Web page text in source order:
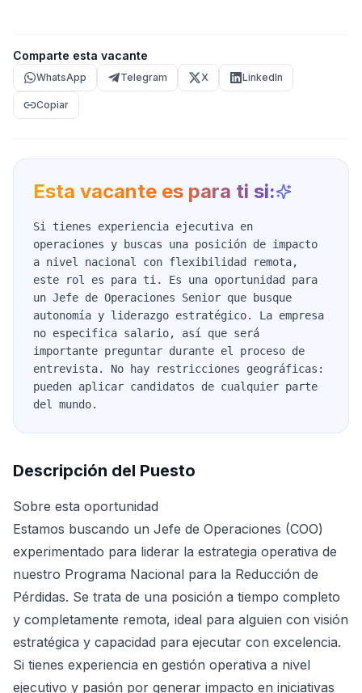
Comparte esta vacante
WhatsApp Telegram X LinkedIn
Copiar
Esta vacante es para ti si:
Si tienes experiencia ejecutiva en
operaciones y buscas una posición de impacto
a nivel nacional con flexibilidad remota,
este rol es para ti. Es una oportunidad para
un Jefe de Operaciones Senior que busque
autonomía y liderazgo estratégico. La empresa
no especifica salario, así que será
importante preguntar durante el proceso de
entrevista. No hay restricciones geográficas:
pueden aplicar candidatos de cualquier parte
del mundo.
Descripción del Puesto
Sobre esta oportunidad
Estamos buscando un Jefe de Operaciones (COO)
experimentado para liderar la estrategia operativa de
nuestro Programa Nacional para la Reducción de
Pérdidas. Se trata de una posición a tiempo completo
y completamente remota, ideal para alguien con visión
estratégica y capacidad para ejecutar con excelencia.
Si tienes experiencia en gestión operativa a nivel
ejecutivo y pasión por generar impacto en iniciativas